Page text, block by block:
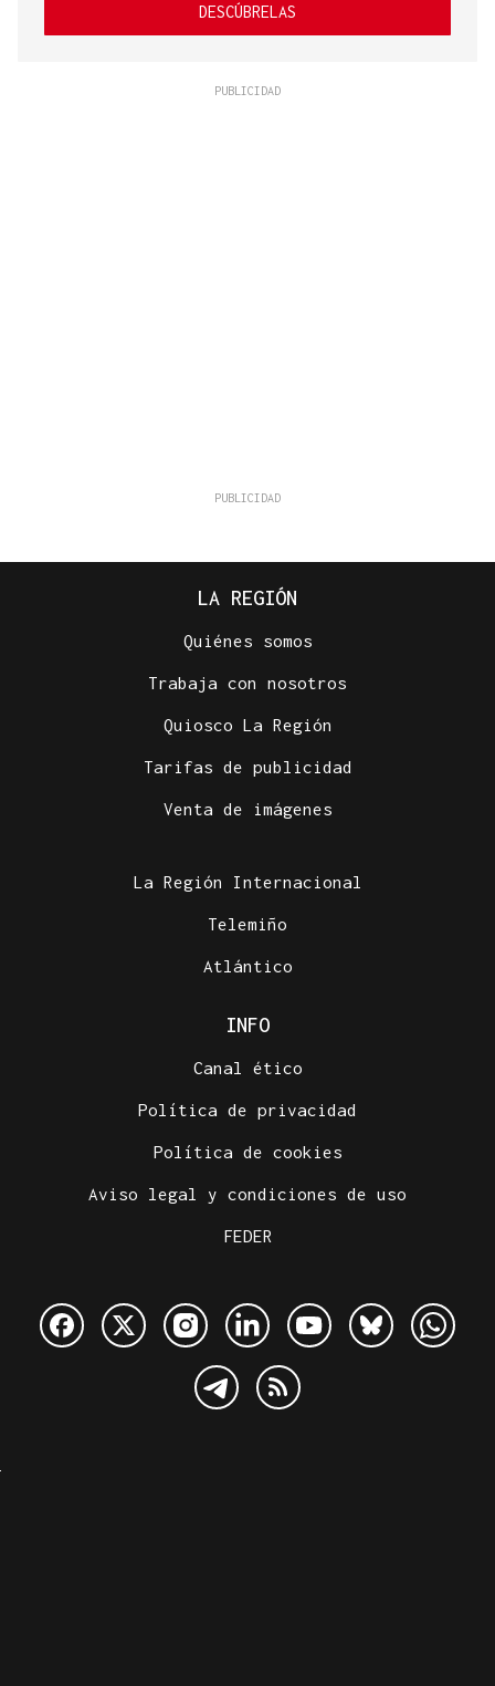
DESCÚBRELAS
LA REGIÓN
Quiénes somos
Trabaja con nosotros
Quiosco La Región
Tarifas de publicidad
Venta de imágenes
La Región Internacional
Telemiño
Atlántico
INFO
Canal ético
Política de privacidad
Política de cookies
Aviso legal y condiciones de uso
FEDER